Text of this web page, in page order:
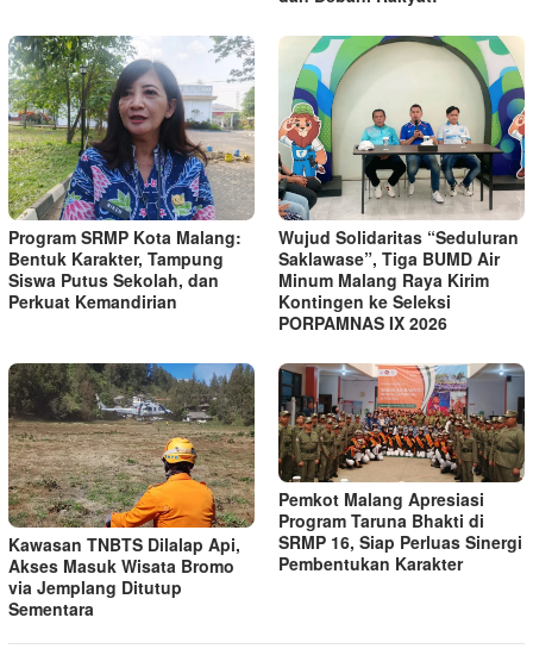
Program SRMP Kota Malang:
Bentuk Karakter, Tampung
Siswa Putus Sekolah, dan
Perkuat Kemandirian
Wujud Solidaritas “Seduluran
Saklawase”, Tiga BUMD Air
Minum Malang Raya Kirim
Kontingen ke Seleksi
PORPAMNAS IX 2026
Kawasan TNBTS Dilalap Api,
Akses Masuk Wisata Bromo
via Jemplang Ditutup
Sementara
Pemkot Malang Apresiasi
Program Taruna Bhakti di
SRMP 16, Siap Perluas Sinergi
Pembentukan Karakter